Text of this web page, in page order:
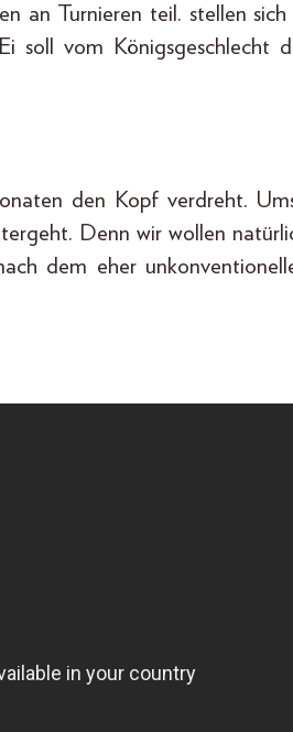
an Turnieren teil. stellen sich
soll vom Königsgeschlecht
den Kopf verdreht.
Denn wir wollen
dem eher